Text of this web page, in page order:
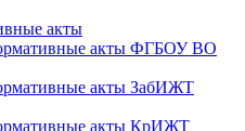
акты
акты ФГБОУ ВО
акты ЗабИЖТ
акты КрИЖТ